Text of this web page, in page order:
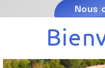
Nous